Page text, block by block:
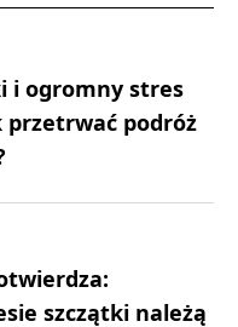
i ogromny stres
przetrwać podróż
szczątki należą